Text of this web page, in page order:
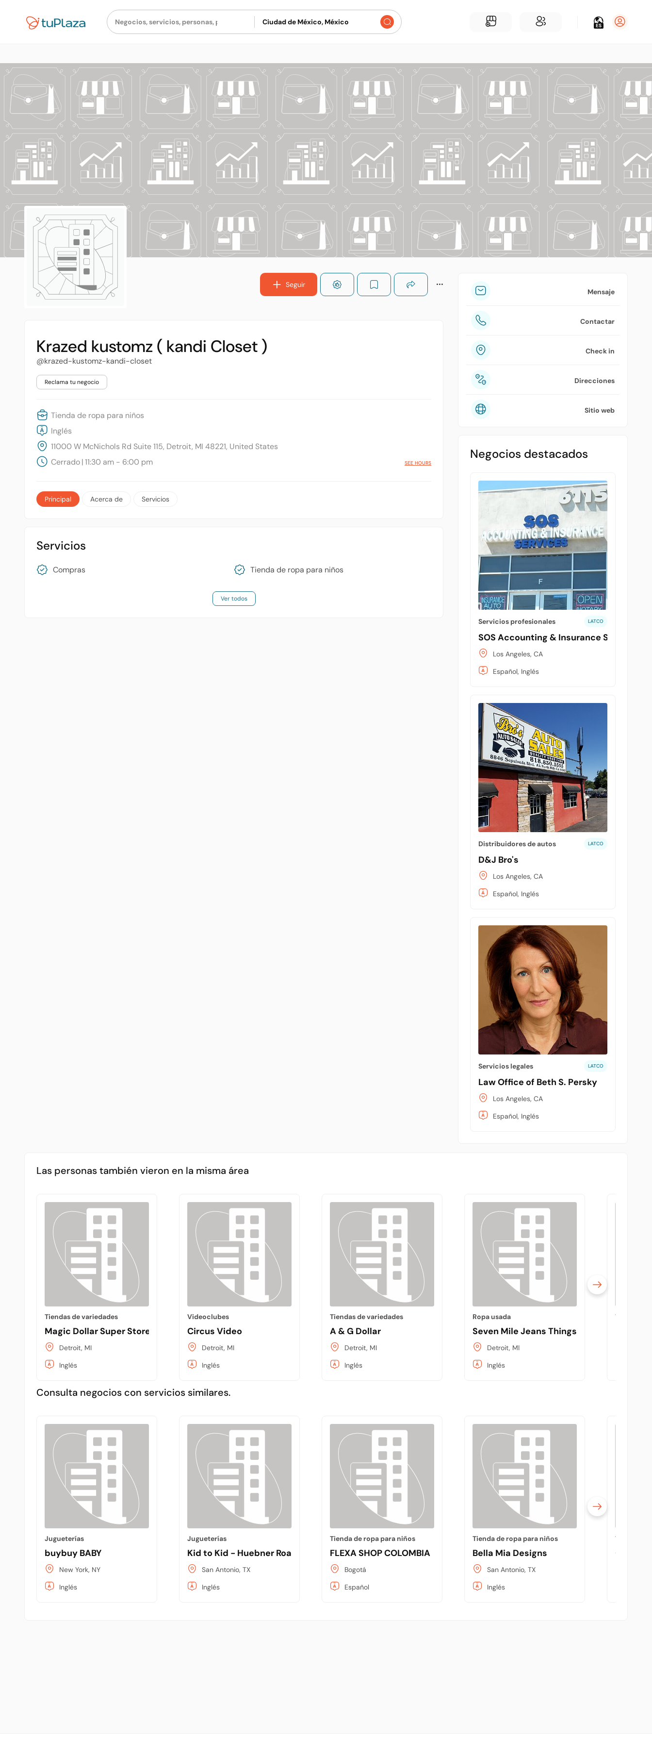
ES
Seguir
Krazed kustomz ( kandi Closet )
@krazed-kustomz-kandi-closet
Reclama tu negocio
Tienda de ropa para niños
Inglés
11000 W McNichols Rd Suite 115, Detroit, MI 48221, United States
Cerrado|11:30 am - 6:00 pm SEE HOURS
Principal Acerca de Servicios
Servicios
Compras Tienda de ropa para niños
Ver todos
Mensaje
Contactar
Check in
Direcciones
Sitio web
Negocios destacados
Servicios profesionales LATCO
SOS Accounting & Insurance Services -
Los Angeles, CA
Español, Inglés
Distribuidores de autos LATCO
D&J Bro's
Los Angeles, CA
Español, Inglés
Servicios legales LATCO
Law Office of Beth S. Persky
Los Angeles, CA
Español, Inglés
Las personas también vieron en la misma área
Tiendas de variedades
Magic Dollar Super Store
Detroit, MI
Inglés
Videoclubes
Circus Video
Detroit, MI
Inglés
Tiendas de variedades
A & G Dollar
Detroit, MI
Inglés
Ropa usada
Seven Mile Jeans Things
Detroit, MI
Inglés
Vitaminas
Consulta negocios con servicios similares.
Jugueterías
buybuy BABY
New York, NY
Inglés
Jugueterías
Kid to Kid - Huebner Road
San Antonio, TX
Inglés
Tienda de ropa para niños
FLEXA SHOP COLOMBIA
Bogotá
Español
Tienda de ropa para niños
Bella Mia Designs
San Antonio, TX
Inglés
Tienda de
Centro
Para Negocios
Añadir un negocio
Encuentre empresas cerca de ti
Comunidad
Encuentra personas cerca de ti
tuPlaza
Acerca de nosotros